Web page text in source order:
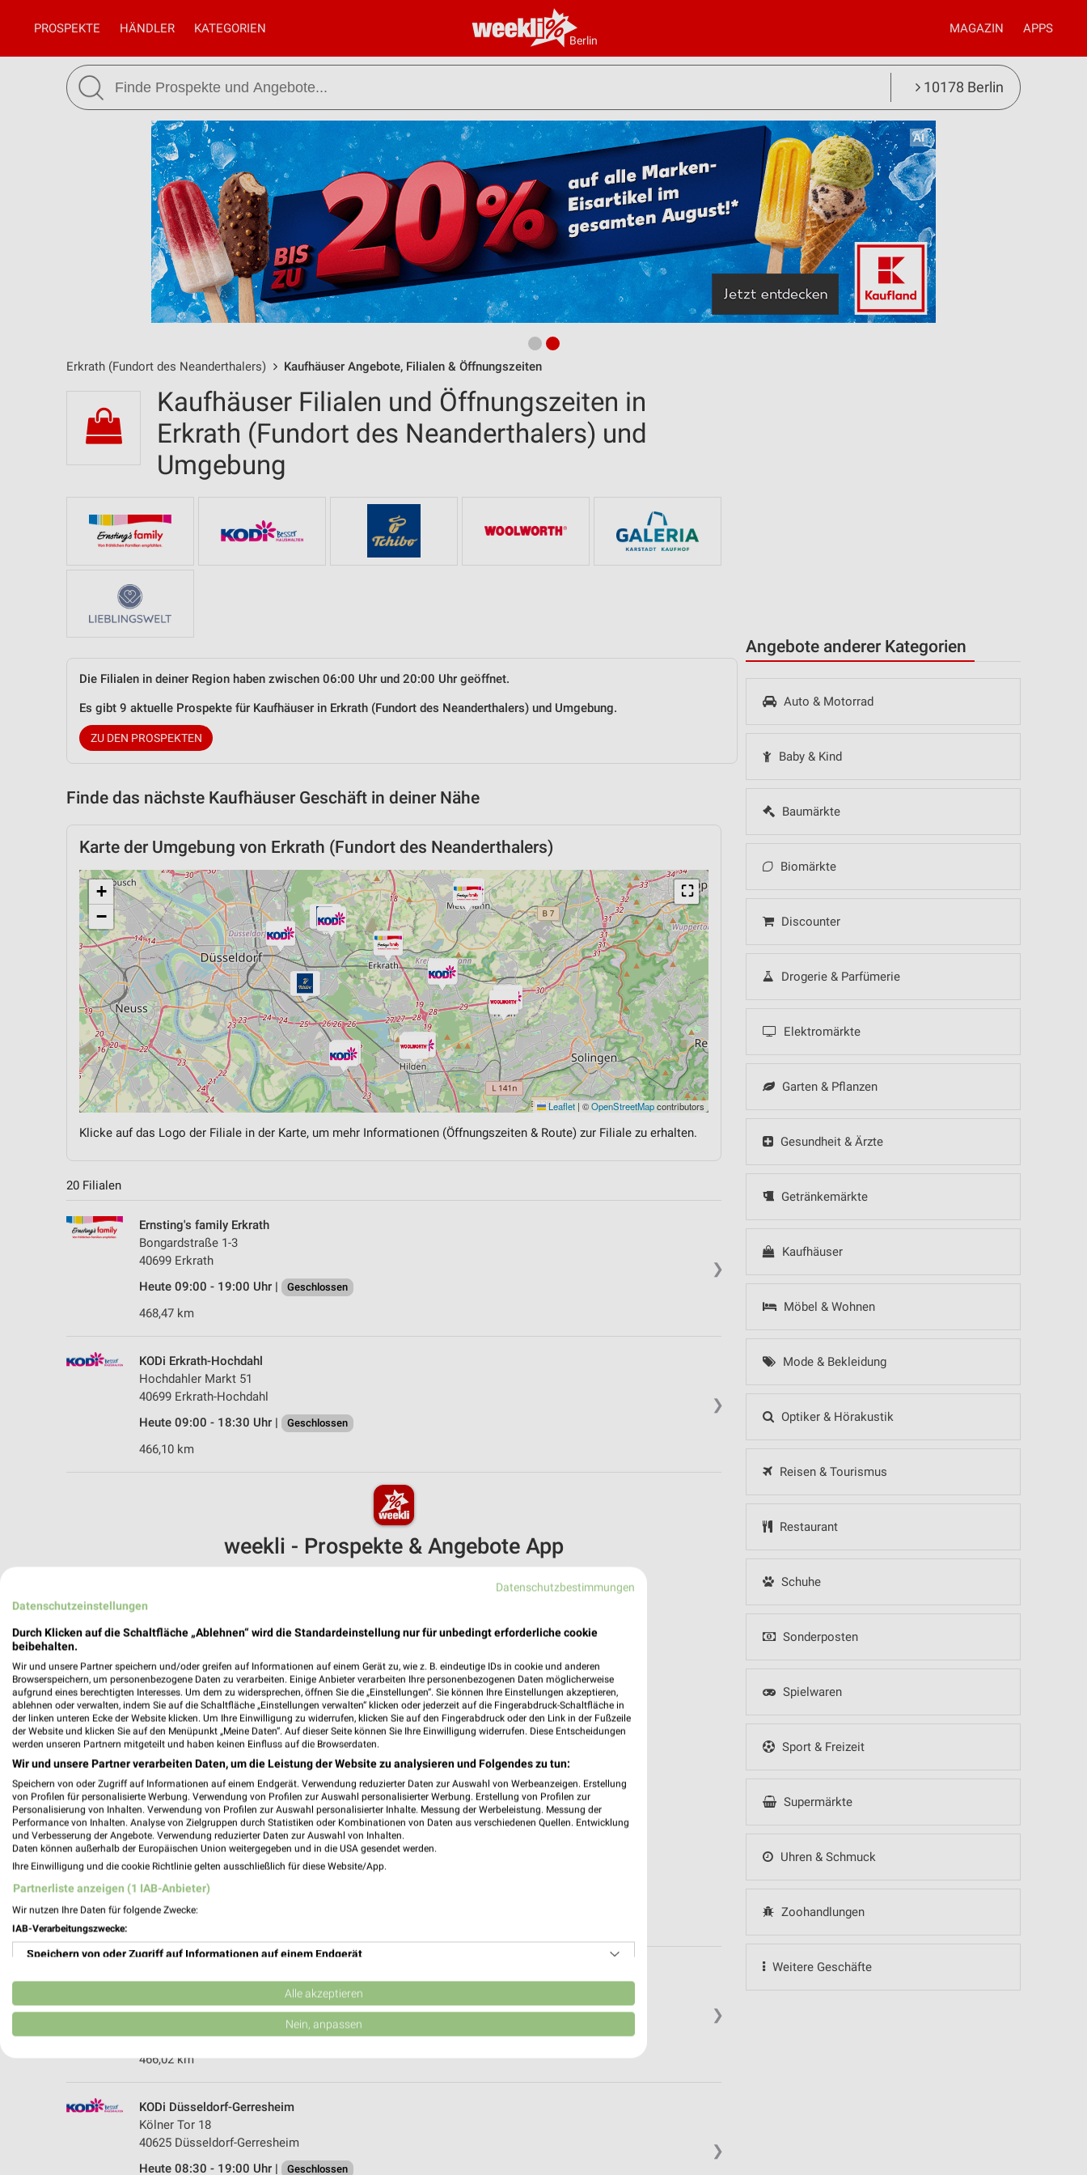
Berlin
PROSPEKTE HÄNDLER KATEGORIEN MAGAZIN APPS
10178 Berlin
Erkrath (Fundort des Neanderthalers) Kaufhäuser Angebote, Filialen & Öffnungszeiten
Angebote anderer Kategorien
Auto & Motorrad
Baby & Kind
Baumärkte
Biomärkte
Discounter
Drogerie & Parfümerie
Elektromärkte
Garten & Pflanzen
Gesundheit & Ärzte
Getränkemärkte
Kaufhäuser
Möbel & Wohnen
Mode & Bekleidung
Optiker & Hörakustik
Reisen & Tourismus
Restaurant
Schuhe
Sonderposten
Spielwaren
Sport & Freizeit
Supermärkte
Uhren & Schmuck
Zoohandlungen
Weitere Geschäfte
Kaufhäuser Filialen und Öffnungszeiten in
Erkrath (Fundort des Neanderthalers) und
Umgebung
Die Filialen in deiner Region haben zwischen 06:00 Uhr und 20:00 Uhr geöffnet.
Es gibt 9 aktuelle Prospekte für Kaufhäuser in Erkrath (Fundort des Neanderthalers) und Umgebung.
ZU DEN PROSPEKTEN
Finde das nächste Kaufhäuser Geschäft in deiner Nähe
Karte der Umgebung von Erkrath (Fundort des Neanderthalers)
⛶
+
−
Leaflet | ©OpenStreetMapcontributors
Klicke auf das Logo der Filiale in der Karte, um mehr Informationen (Öffnungszeiten & Route) zur Filiale zu erhalten.
20 Filialen
❯
Ernsting's family Erkrath
Bongardstraße 1-3
40699 Erkrath
Heute 09:00 - 19:00 Uhr |
Geschlossen
468,47 km
❯
KODi Erkrath-Hochdahl
Hochdahler Markt 51
40699 Erkrath-Hochdahl
Heute 09:00 - 18:30 Uhr |
Geschlossen
466,10 km
weekli - Prospekte & Angebote App
✔ Folge deinem Lieblingshändler
✔Push-Benachrichtigungen bei neuen Prospekten
Einkaufsliste - Einkauf stressfrei planen
Nutze weekli auch mobil – App jetzt laden oder QR-Code scannen.
❯
40699 Erkrath - Hochdahl
Heute 08:00 - 20:00 Uhr |
Geschlossen
466,02 km
❯
KODi Düsseldorf-Gerresheim
Kölner Tor 18
40625 Düsseldorf-Gerresheim
Heute 08:30 - 19:00 Uhr |
Geschlossen
Datenschutzbestimmungen
Datenschutzeinstellungen
Durch Klicken auf die Schaltfläche „Ablehnen“ wird die Standardeinstellung nur für unbedingt erforderliche cookie
beibehalten.
Wir und unsere Partner speichern und/oder greifen auf Informationen auf einem Gerät zu, wie z. B. eindeutige IDs in cookie und anderen
Browserspeichern, um personenbezogene Daten zu verarbeiten. Einige Anbieter verarbeiten Ihre personenbezogenen Daten möglicherweise
aufgrund eines berechtigten Interesses. Um dem zu widersprechen, öffnen Sie die „Einstellungen“. Sie können Ihre Einstellungen akzeptieren,
ablehnen oder verwalten, indem Sie auf die Schaltfläche „Einstellungen verwalten“ klicken oder jederzeit auf die Fingerabdruck-Schaltfläche in
der linken unteren Ecke der Website klicken. Um Ihre Einwilligung zu widerrufen, klicken Sie auf den Fingerabdruck oder den Link in der Fußzeile
der Website und klicken Sie auf den Menüpunkt „Meine Daten“. Auf dieser Seite können Sie Ihre Einwilligung widerrufen. Diese Entscheidungen
werden unseren Partnern mitgeteilt und haben keinen Einfluss auf die Browserdaten.
Wir und unsere Partner verarbeiten Daten, um die Leistung der Website zu analysieren und Folgendes zu tun:
Speichern von oder Zugriff auf Informationen auf einem Endgerät. Verwendung reduzierter Daten zur Auswahl von Werbeanzeigen. Erstellung
von Profilen für personalisierte Werbung. Verwendung von Profilen zur Auswahl personalisierter Werbung. Erstellung von Profilen zur
Personalisierung von Inhalten. Verwendung von Profilen zur Auswahl personalisierter Inhalte. Messung der Werbeleistung. Messung der
Performance von Inhalten. Analyse von Zielgruppen durch Statistiken oder Kombinationen von Daten aus verschiedenen Quellen. Entwicklung
und Verbesserung der Angebote. Verwendung reduzierter Daten zur Auswahl von Inhalten.
Daten können außerhalb der Europäischen Union weitergegeben und in die USA gesendet werden.
Ihre Einwilligung und die cookie Richtlinie gelten ausschließlich für diese Website/App.
Partnerliste anzeigen (1 IAB-Anbieter)
Wir nutzen Ihre Daten für folgende Zwecke:
IAB-Verarbeitungszwecke:
Speichern von oder Zugriff auf Informationen auf einem Endgerät
Verwendung reduzierter Daten zur Auswahl von Werbeanzeigen
Erstellung von Profilen für personalisierte Werbung
Verwendung von Profilen zur Auswahl personalisierter Inhalte
Alle akzeptieren
Nein, anpassen